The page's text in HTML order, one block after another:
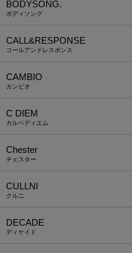
BODYSONG.
ボディソング
CALL&RESPONSE
コールアンドレスポンス
CAMBIO
カンビオ
C DIEM
カルペディエム
Chester
チェスター
CULLNI
クルニ
DECADE
ディケイド